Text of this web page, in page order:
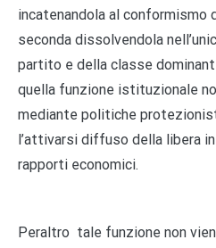
incatenandola al conformismo
seconda dissolvendola
partito e della classe
quella funzione istituzionale
mediante politiche
l’attivarsi diffuso della libera
rapporti economici.
Peraltro tale funzione non